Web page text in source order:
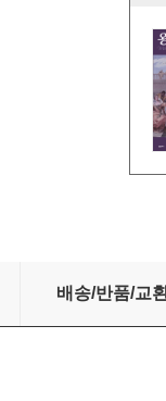
배송/반품/교